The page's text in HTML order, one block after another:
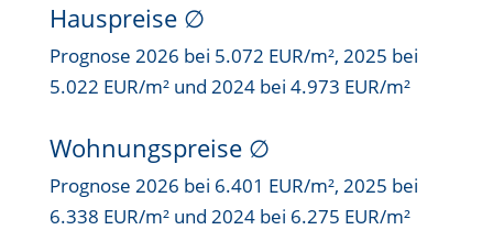
Hauspreise ∅
Prognose 2026 bei 5.072 EUR/m², 2025 bei
5.022 EUR/m² und 2024 bei 4.973 EUR/m²
Wohnungspreise ∅
Prognose 2026 bei 6.401 EUR/m², 2025 bei
6.338 EUR/m² und 2024 bei 6.275 EUR/m²